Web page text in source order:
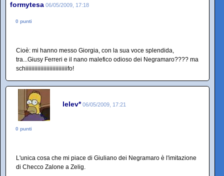
formytesa 06/05/2009, 17:18
0 punti
Cioè: mi hanno messo Giorgia, con la sua voce splendida,
tra...Giusy Ferreri e il nano malefico odioso dei Negramaro???? ma
schiiiiiiiiiiiiiiiiiiiiiiiiiiiifo!
lelev* 06/05/2009, 17:21
0 punti
L'unica cosa che mi piace di Giuliano dei Negramaro è l'imitazione
di Checco Zalone a Zelig.